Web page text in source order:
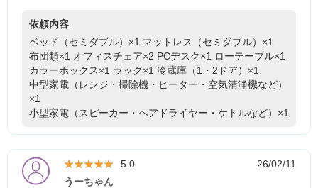
依頼内容
ベッド（セミダブル）×1 マットレス（セミダブル）×1
布団類×1 オフィスチェア×2 PCデスク×1 ローテーブル×1
カラーボックス×1 ラック×1 冷蔵庫（1・2ドア）×1
中型家電（レンジ・掃除機・ヒーター・空気清浄機など）
×1
小型家電（スピーカー・ヘアドライヤー・ケトルなど）×1
★★★★★
★★★★★ 5.0
26/02/11
うーちゃん